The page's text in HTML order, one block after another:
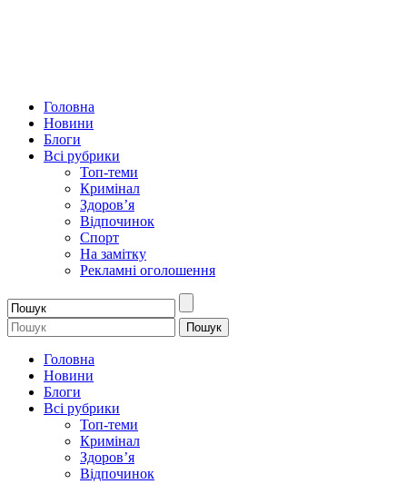
Головна
Новини
Блоги
Всі рубрики
Топ-теми
Кримінал
Здоров’я
Відпочинок
Спорт
На замітку
Рекламні оголошення
Головна
Новини
Блоги
Всі рубрики
Топ-теми
Кримінал
Здоров’я
Відпочинок